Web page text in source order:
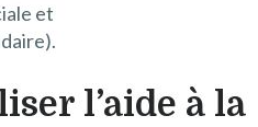
et
l’aide à la